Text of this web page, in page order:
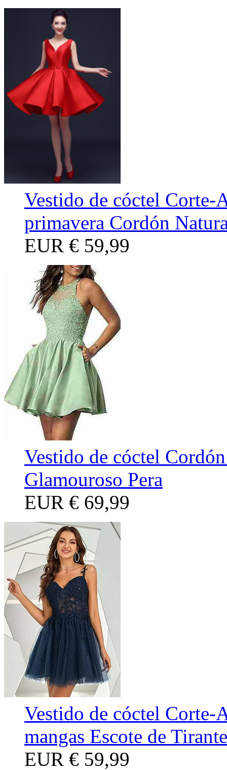
Vestido de cóctel Corte-
primavera Cordón
EUR € 59,99
Vestido de cóctel
Glamouroso Pera
EUR € 69,99
Vestido de cóctel Corte-
mangas Escote de
EUR € 59,99